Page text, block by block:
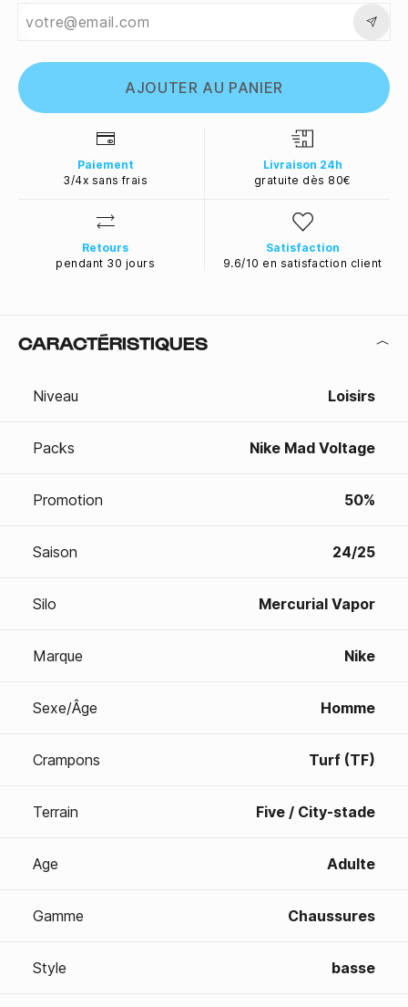
AJOUTER AU PANIER
Paiement
3/4x sans frais
Livraison 24h
gratuite dès 80€
Retours
pendant 30 jours
Satisfaction
9.6/10 en satisfaction client
CARACTÉRISTIQUES
Niveau Loisirs
Packs Nike Mad Voltage
Promotion 50%
Saison 24/25
Silo Mercurial Vapor
Marque Nike
Sexe/Âge Homme
Crampons Turf (TF)
Terrain Five / City-stade
Age Adulte
Gamme Chaussures
Style basse